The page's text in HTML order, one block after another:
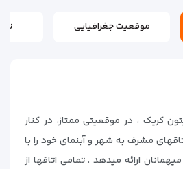
موقعیت جغرافیایی
شرایتون کریک ، در موقعیتی ممتاز، در کنار
مشرف به شهر و آبنمای خود را با
ارائه میدهد . تمامی اتاقها از